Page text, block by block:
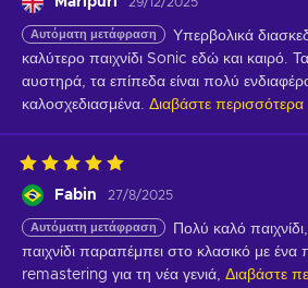
Αυτόματη μετάφραση
Υπερβολικά
καλύτερο παιχνίδι Sonic εδώ και καιρό. Τα
αυστηρά, τα επίπεδα είναι πολύ
καλοσχεδιασμένα. Διαβάστε περισσότερα
Fabin 27/8/2025
Αυτόματη μετάφραση
Πολύ καλό
παιχνίδι παραπέμπει στο κλασικό με
remastering για τη νέα γενιά, Διαβάστε